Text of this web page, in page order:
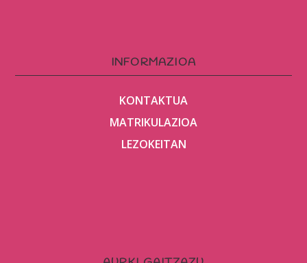
INFORMAZIOA
KONTAKTUA
MATRIKULAZIOA
LEZOKEITAN